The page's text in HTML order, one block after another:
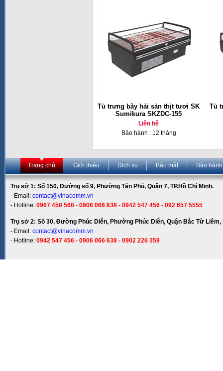
Tủ trưng bày hải sản thịt tươi SK
Sumikura SKZDC-155
Liên hệ
Bảo hành : 12 tháng
Tủ
Trang chủ Giới thiệu Dịch vụ Bảo mật Bảo hành
Trụ sở 1: Số 150, Đường số 9, Phường Tân Phú, Quận 7, TP.Hồ Chí Minh.
- Email: contact@vinacomm.vn
- Hotline: 0967 458 568 - 0906 066 638 - 0942 547 456 - 092 657 5555
Trụ sở 2: Số 30, Đường Phúc Diễn, Phường Phúc Diễn, Quận Bắc Từ Liêm,
- Email: contact@vinacomm.vn
- Hotline: 0942 547 456 - 0906 066 638 - 0902 226 359